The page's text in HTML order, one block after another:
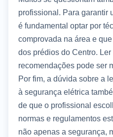
profissional. Para garantir
é fundamental optar por
comprovada na área e
dos prédios do Centro.
recomendações pode ser
Por fim, a dúvida sobre a
à segurança elétrica
de que o profissional
normas e regulamentos
não apenas a segurança,